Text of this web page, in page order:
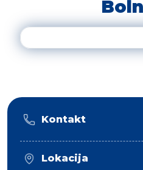
Kontakt
Lokacija